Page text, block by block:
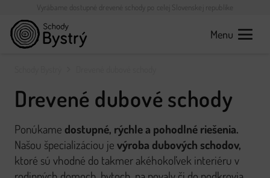
Vyrábame dostupné drevené schody po celej Slovenskej republike
Menu
Drevené dubové schody
Ponúkame dostupné, rýchle a pohodlné riešenia.
Našou špecializáciou je výroba dubových schodov,
ktoré sú vhodné do takmer akéhokoľvek interiéru v